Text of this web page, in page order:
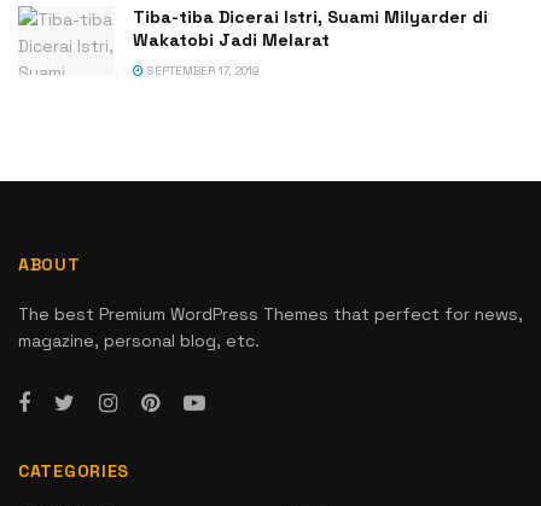
Tiba-tiba Dicerai Istri, Suami Milyarder di
Wakatobi Jadi Melarat
SEPTEMBER 17, 2019
ABOUT
The best Premium WordPress Themes that perfect for news,
magazine, personal blog, etc.
CATEGORIES